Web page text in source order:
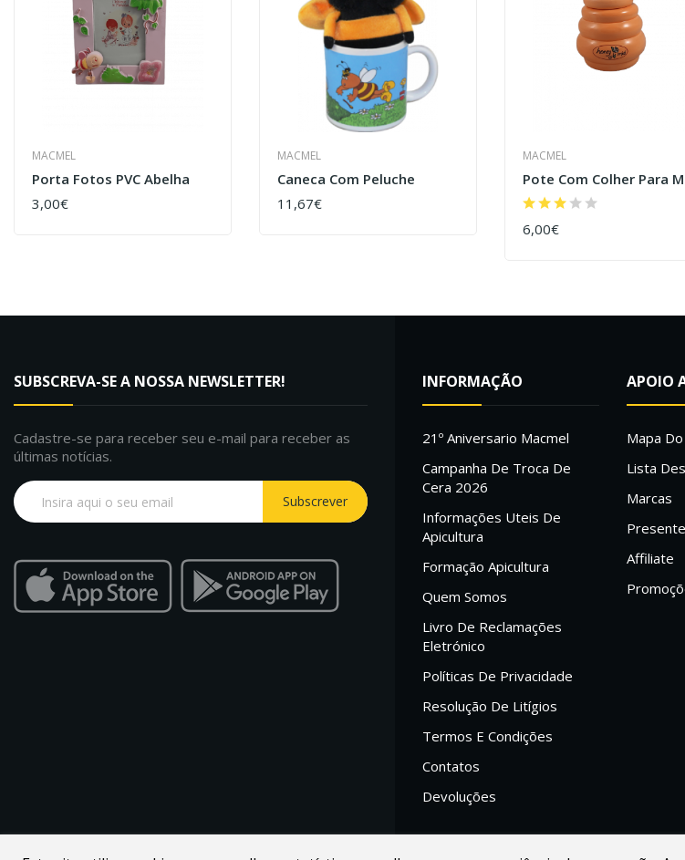
MACMEL
Porta Fotos PVC Abelha
3,00€
COMPRAR
MACMEL
Caneca Com Peluche
11,67€
COMPRAR
MACMEL
Pote Com Colher Para
6,00€
COMPRAR
SUBSCREVA-SE A NOSSA NEWSLETTER!
Cadastre-se para receber seu e-mail para receber as
últimas notícias.
Subscrever
INFORMAÇÃO
21º Aniversario Macmel
Campanha De Troca De
Cera 2026
Informações Uteis De
Apicultura
Formação Apicultura
Quem Somos
Livro De Reclamações
Eletrónico
Políticas De Privacidade
Resolução De Litígios
Termos E Condições
Contatos
Devoluções
APOIO
Mapa
Lista
Marcas
Affiliate